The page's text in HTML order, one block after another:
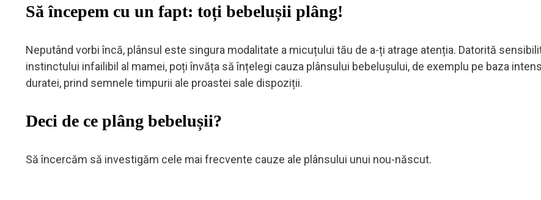
Să începem cu un fapt: toți bebelușii plâng!
Neputând vorbi încă, plânsul este singura modalitate a micuțului tău de a-ți atrage atenția. Datorită
instinctului infailibil al mamei, poți învăța să înțelegi cauza plânsului bebelușului, de exemplu pe baza
duratei, prind semnele timpurii ale proastei sale dispoziții.
Deci de ce plâng bebelușii?
Să încercăm să investigăm cele mai frecvente cauze ale plânsului unui nou-născut.